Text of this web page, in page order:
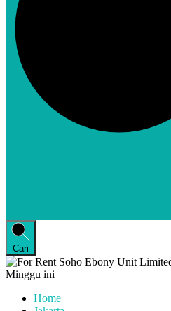
Cari
Home